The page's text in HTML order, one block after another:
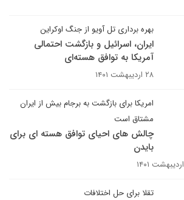
بهره برداری تل آویو از جنگ اوکراین
ایران، اسرائیل و بازگشت احتمالی
آمریکا به توافق هسته‌ای
۲۸ اردیبهشت ۱۴۰۱
امریکا برای بازگشت به برجام بیش از ایران
مشتاق است
چالش های احیای توافق هسته ای برای
بایدن
تقلا برای حل اختلافات